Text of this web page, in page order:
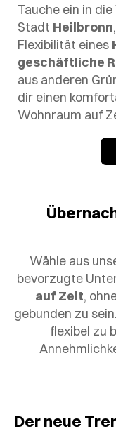
Tauche ein in
Stadt Heilbronn
Flexibilität eines
geschäftliche
aus anderen
dir einen
Wohnraum auf
Wähle aus
bevorzugte
auf Zeit,
gebunden zu sein.
flexibel zu
Der neue